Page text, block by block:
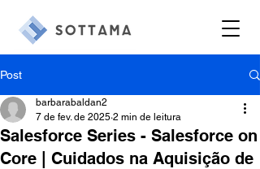
Post
Salesforce Series - Salesforce on
Core | Cuidados na Aquisição de
barbarabaldan2
7 de fev. de 2025 2 min de leitura